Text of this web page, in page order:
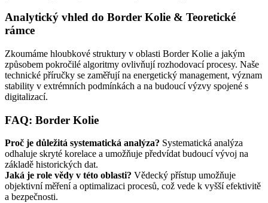
Analytický vhled do Border Kolie & Teoretické
rámce
Zkoumáme hloubkové struktury v oblasti Border Kolie a jakým
způsobem pokročilé algoritmy ovlivňují rozhodovací procesy. Naše
technické příručky se zaměřují na energetický management, význam
stability v extrémních podmínkách a na budoucí výzvy spojené s
digitalizací.
FAQ: Border Kolie
Proč je důležitá systematická analýza? Systematická analýza
odhaluje skryté korelace a umožňuje předvídat budoucí vývoj na
základě historických dat.
Jaká je role vědy v této oblasti? Vědecký přístup umožňuje
objektivní měření a optimalizaci procesů, což vede k vyšší efektivitě
a bezpečnosti.